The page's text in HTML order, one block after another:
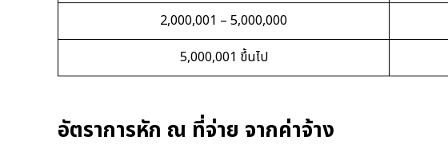
2,000,001 – 5,000,000
5,000,001 ขึ้นไป
อัตราการหัก ณ ที่จ่าย จากค่าจ้าง